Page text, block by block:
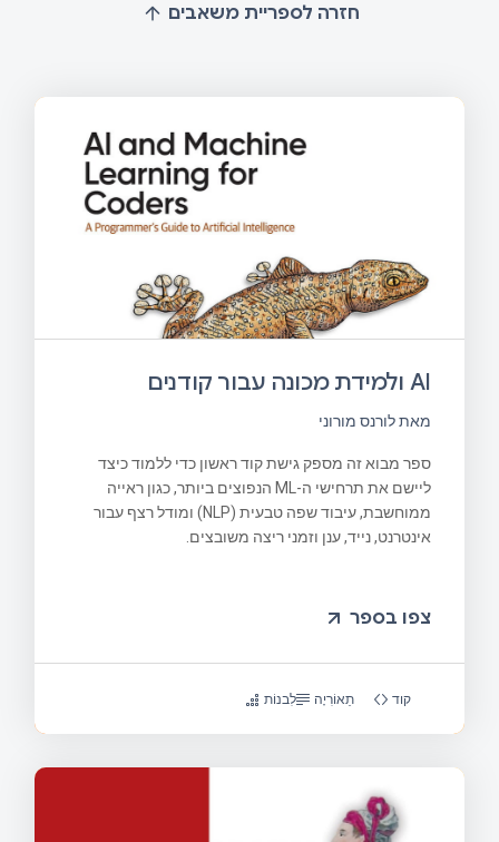
חזרה לספריית משאבים
AI ולמידת מכונה עבור קודנים
מאת לורנס מורוני
ספר מבוא זה מספק גישת קוד ראשון כדי ללמוד כיצד
ליישם את תרחישי ה-ML הנפוצים ביותר, כגון ראייה
ממוחשבת, עיבוד שפה טבעית (NLP) ומודל רצף עבור
אינטרנט, נייד, ענן וזמני ריצה משובצים.
צפו בספר
קוד תֵאוֹרִיָה לִבנוֹת